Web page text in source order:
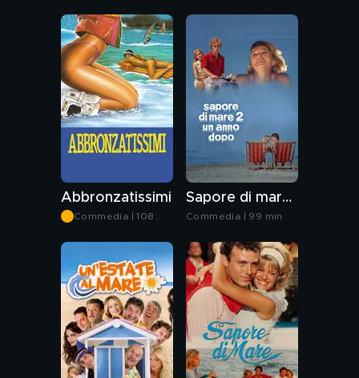
Abbronzatissimi
Commedia | 108
Sapore di mare 2 un anno dopo
Commedia | 99 min